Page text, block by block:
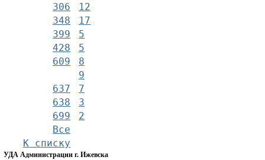
306
12
348
17
399
5
428
5
609
8
9
637
7
638
3
699
2
Все
К списку
УДА Администрации г. Ижевска